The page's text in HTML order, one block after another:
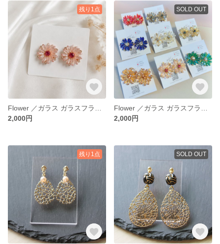
残り1点
2,000円
SOLD OUT
2,000円
残り1点 SOLD OUT